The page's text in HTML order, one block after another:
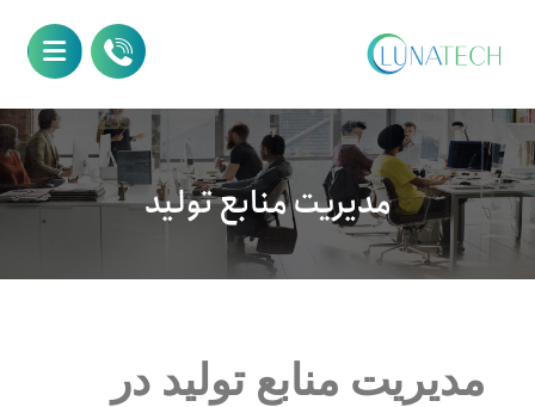
مدیریت منابع تولید
مدیریت منابع تولید در